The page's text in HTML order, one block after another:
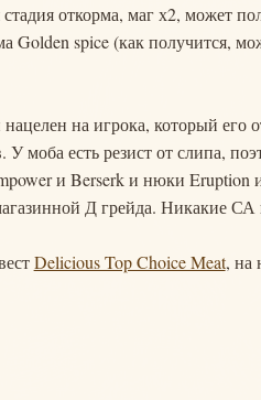
откорма, маг х2, может
spice (как получится,
на игрока, который
моба есть резист от слипа,
и Berserk и нюки
Д грейда. Никакие СА
Delicious Top Choice Meat, на